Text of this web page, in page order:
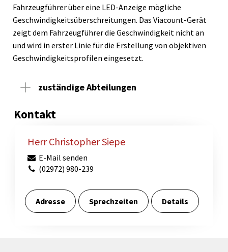
Wirtschaft
Fahrzeugführer über eine LED-Anzeige mögliche
Geschwindigkeitsüberschreitungen. Das Viacount-Gerät
zeigt dem Fahrzeugführer die Geschwindigkeit nicht an
und wird in erster Linie für die Erstellung von objektiven
Geschwindigkeitsprofilen eingesetzt.
zuständige Abteilungen
Kontakt
Herr Christopher Siepe
E-Mail senden
(02972) 980-239
Adresse Sprechzeiten Details